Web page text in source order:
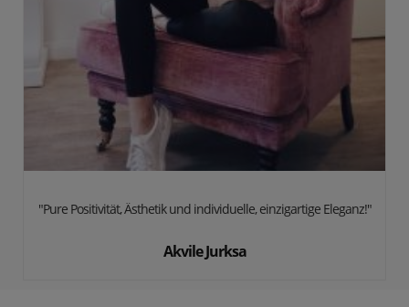
"Pure Positivität, Ästhetik und individuelle, einzigartige Eleganz!"
Akvile Jurksa